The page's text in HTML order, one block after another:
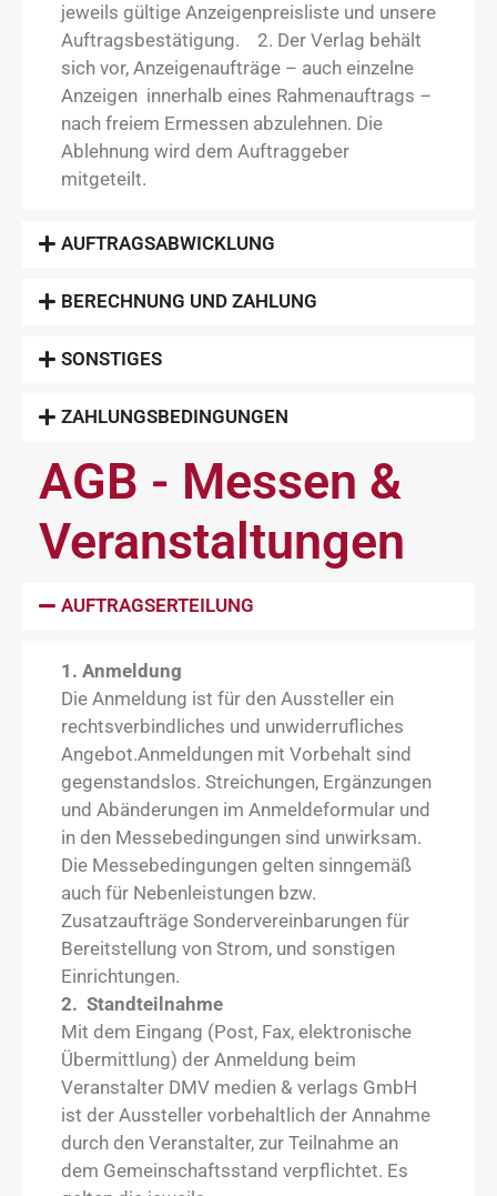
jeweils gültige Anzeigenpreisliste und unsere
Auftragsbestätigung. 2. Der Verlag behält
sich vor, Anzeigenaufträge – auch einzelne
Anzeigen innerhalb eines Rahmenauftrags –
nach freiem Ermessen abzulehnen. Die
Ablehnung wird dem Auftraggeber
mitgeteilt.
AUFTRAGSABWICKLUNG
BERECHNUNG UND ZAHLUNG
SONSTIGES
ZAHLUNGSBEDINGUNGEN
AGB - Messen &
Veranstaltungen
AUFTRAGSERTEILUNG
1. Anmeldung
Die Anmeldung ist für den Aussteller ein
rechtsverbindliches und unwiderrufliches
Angebot.Anmeldungen mit Vorbehalt sind
gegenstandslos. Streichungen, Ergänzungen
und Abänderungen im Anmeldeformular und
in den Messebedingungen sind unwirksam.
Die Messebedingungen gelten sinngemäß
auch für Nebenleistungen bzw.
Zusatzaufträge Sondervereinbarungen für
Bereitstellung von Strom, und sonstigen
Einrichtungen.
2. Standteilnahme
Mit dem Eingang (Post, Fax, elektronische
Übermittlung) der Anmeldung beim
Veranstalter DMV medien & verlags GmbH
ist der Aussteller vorbehaltlich der Annahme
durch den Veranstalter, zur Teilnahme an
dem Gemeinschaftsstand verpflichtet. Es